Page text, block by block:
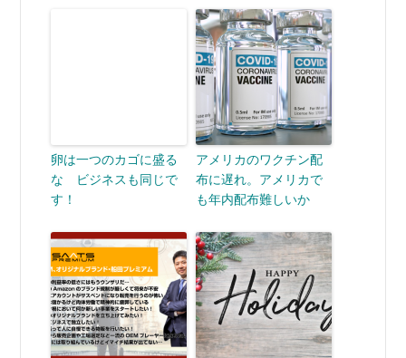
卵は一つのカゴに盛る
な ビジネスも同じで
す！
アメリカのワクチン配
布に遅れ。アメリカで
も年内配布難しいか